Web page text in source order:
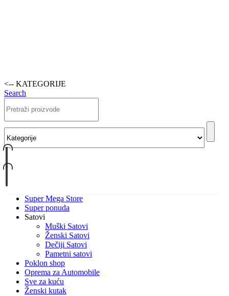
<-- KATEGORIJE
Search
Super Mega Store
Super ponuda
Satovi
Muški Satovi
Ženski Satovi
Dečiji Satovi
Pametni satovi
Poklon shop
Oprema za Automobile
Sve za kuću
Ženski kutak